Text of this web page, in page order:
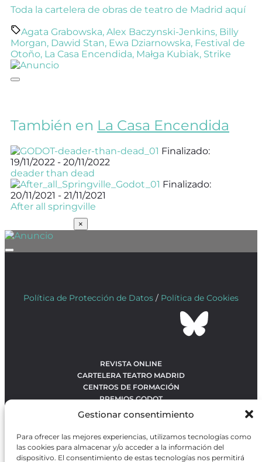
Gestionar consentimiento
Para ofrecer las mejores experiencias, utilizamos tecnologías como
las cookies para almacenar y/o acceder a la información del
dispositivo. El consentimiento de estas tecnologías nos permitirá
Toda la cartelera de obras de teatro de Madrid aquí
Agata Grabowska, Alex Baczynski-Jenkins, Billy
Morgan, Dawid Stan, Ewa Dziarnowska, Festival de
Otoño, La Casa Encendida, Małga Kubiak, Strike
También en La Casa Encendida
Finalizado:
19/11/2022 - 20/11/2022
deader than dead
Finalizado:
20/11/2021 - 21/11/2021
After all springville
×
Política de Protección de Datos / Política de Cookies
REVISTA ONLINE
CARTELERA TEATRO MADRID
CENTROS DE FORMACIÓN
PREMIOS GODOT
CONTACTO
OBRAS MÁS VOTADAS
RANKING MEJORES OBRAS